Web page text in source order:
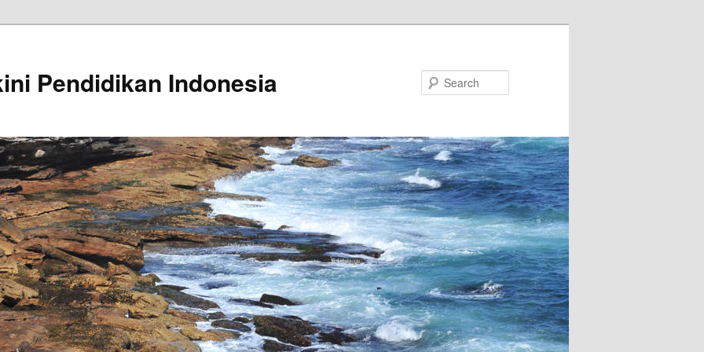
Pendidikan Indonesia